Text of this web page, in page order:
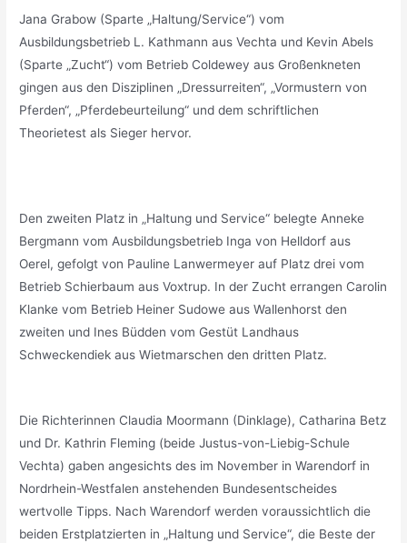
Jana Grabow (Sparte „Haltung/Service“) vom
Ausbildungsbetrieb L. Kathmann aus Vechta und Kevin Abels
(Sparte „Zucht“) vom Betrieb Coldewey aus Großenkneten
gingen aus den Disziplinen „Dressurreiten“, „Vormustern von
Pferden“, „Pferdebeurteilung“ und dem schriftlichen
Theorietest als Sieger hervor.
Den zweiten Platz in „Haltung und Service“ belegte Anneke
Bergmann vom Ausbildungsbetrieb Inga von Helldorf aus
Oerel, gefolgt von Pauline Lanwermeyer auf Platz drei vom
Betrieb Schierbaum aus Voxtrup. In der Zucht errangen Carolin
Klanke vom Betrieb Heiner Sudowe aus Wallenhorst den
zweiten und Ines Büdden vom Gestüt Landhaus
Schweckendiek aus Wietmarschen den dritten Platz.
Die Richterinnen Claudia Moormann (Dinklage), Catharina Betz
und Dr. Kathrin Fleming (beide Justus-von-Liebig-Schule
Vechta) gaben angesichts des im November in Warendorf in
Nordrhein-Westfalen anstehenden Bundesentscheides
wertvolle Tipps. Nach Warendorf werden voraussichtlich die
beiden Erstplatzierten in „Haltung und Service“, die Beste der